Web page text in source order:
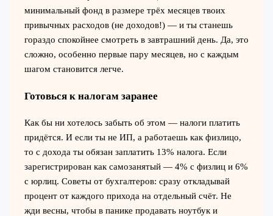
минимальный фонд в размере трёх месяцев твоих
привычных расходов (не доходов!) — и ты станешь
гораздо спокойнее смотреть в завтрашний день. Да, это
сложно, особенно первые пару месяцев, но с каждым
шагом становится легче.
Готовься к налогам заранее
Как бы ни хотелось забыть об этом — налоги платить
придётся. И если ты не ИП, а работаешь как физлицо,
то с дохода ты обязан заплатить 13% налога. Если
зарегистрирован как самозанятый — 4% с физлиц и 6%
с юрлиц. Советы от бухгалтеров: сразу откладывай
процент от каждого прихода на отдельный счёт. Не
жди весны, чтобы в панике продавать ноутбук и